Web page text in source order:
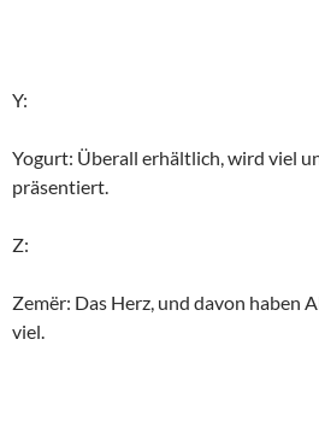
Y:
Yogurt: Überall erhältlich, wird viel
präsentiert.
Z:
Zemër: Das Herz, und davon haben
viel.